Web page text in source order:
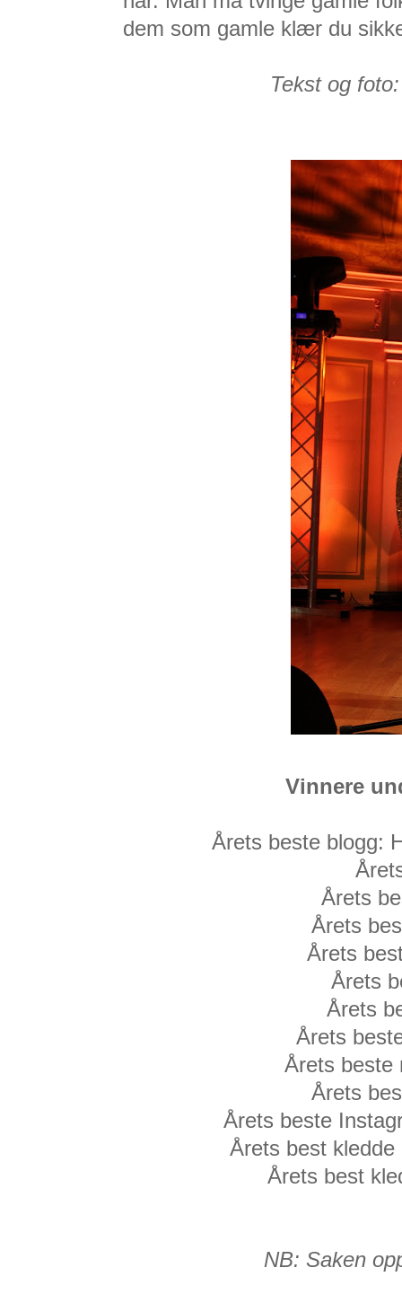
dem som gamle klær du
Tekst og
Vinnere
Årets beste blogg:
Årets
Årets
Årets
Årets
Årets
Årets
Årets beste
Årets
Årets beste
Årets best
Årets best
NB: Saken